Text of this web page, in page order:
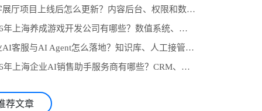
2.数字展厅项目上线后怎么更新？内容后台、权限和数据统计设计
3.2026年上海养成游戏开发公司有哪些？数值系统、任务线与长期运营怎么选
4.企业AI客服与AI Agent怎么落地？知识库、人工接管和业务系统对接流程
5.2026年上海企业AI销售助手服务商有哪些？CRM、知识库与自动跟进怎么选
荐文章